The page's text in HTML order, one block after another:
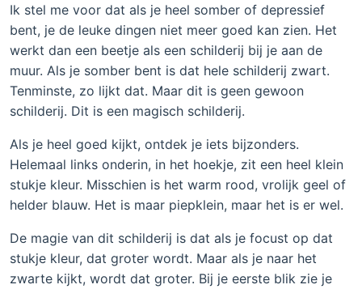
Ik stel me voor dat als je heel somber of depressief
bent, je de leuke dingen niet meer goed kan zien. Het
werkt dan een beetje als een schilderij bij je aan de
muur. Als je somber bent is dat hele schilderij zwart.
Tenminste, zo lijkt dat. Maar dit is geen gewoon
schilderij. Dit is een magisch schilderij.
Als je heel goed kijkt, ontdek je iets bijzonders.
Helemaal links onderin, in het hoekje, zit een heel klein
stukje kleur. Misschien is het warm rood, vrolijk geel of
helder blauw. Het is maar piepklein, maar het is er wel.
De magie van dit schilderij is dat als je focust op dat
stukje kleur, dat groter wordt. Maar als je naar het
zwarte kijkt, wordt dat groter. Bij je eerste blik zie je